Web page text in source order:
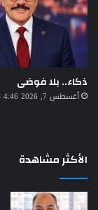
ذكاء.. بلا فوضى
أغسطس 7, 2026 4:46 م
الأكثر مشاهدة